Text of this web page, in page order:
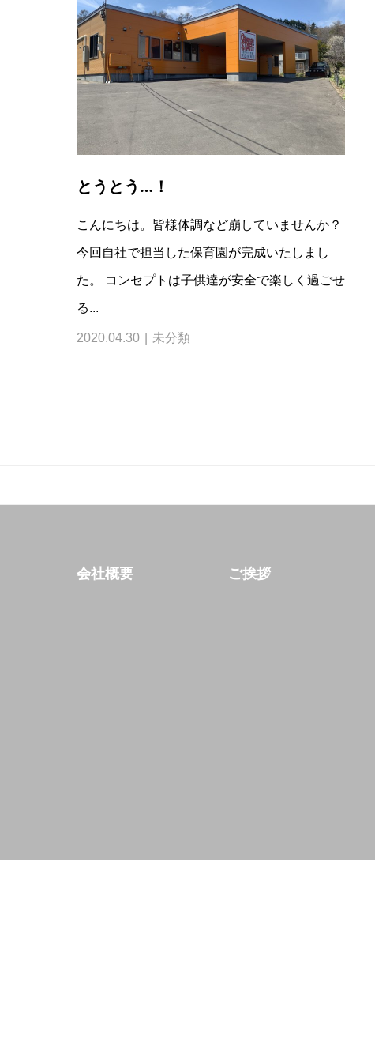
とうとう…！
こんにちは。皆様体調など崩していませんか？
今回自社で担当した保育園が完成いたしまし
た。 コンセプトは子供達が安全で楽しく過ごせ
る...
2020.04.30 未分類
会社概要 ご挨拶